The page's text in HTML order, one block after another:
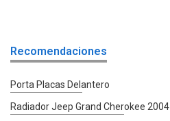
Recomendaciones
Porta Placas Delantero
Radiador Jeep Grand Cherokee 2004